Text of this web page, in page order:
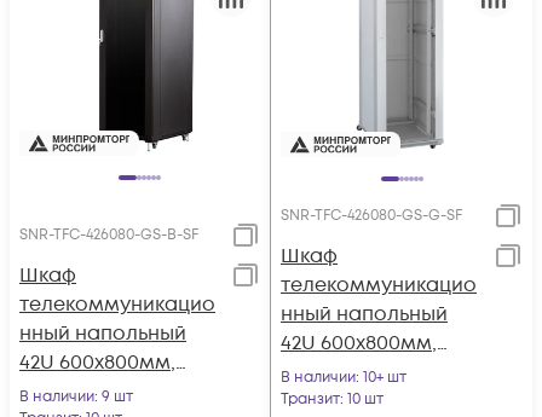
SNR-TFC-426080-GS-B-SF
Шкаф
телекоммуникацио
нный напольный
42U 600x800мм,
серия TFC (SNR-TFC-
В наличии: 9 шт
SNR-TFC-426080-GS-G-SF
Шкаф
телекоммуникацио
нный напольный
42U 600x800мм,
серия TFC (SNR-TFC-
426080-GS-G-SF)
В наличии: 10+ шт
Транзит: 10 шт